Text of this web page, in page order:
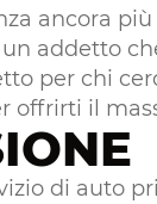
ancora
un addetto
per chi
offrirti il
di auto